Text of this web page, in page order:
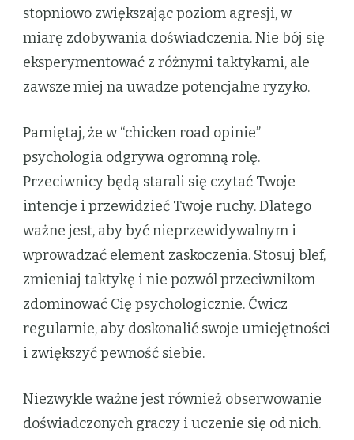
stopniowo zwiększając poziom agresji, w
miarę zdobywania doświadczenia. Nie bój się
eksperymentować z różnymi taktykami, ale
zawsze miej na uwadze potencjalne ryzyko.
Pamiętaj, że w “chicken road opinie”
psychologia odgrywa ogromną rolę.
Przeciwnicy będą starali się czytać Twoje
intencje i przewidzieć Twoje ruchy. Dlatego
ważne jest, aby być nieprzewidywalnym i
wprowadzać element zaskoczenia. Stosuj blef,
zmieniaj taktykę i nie pozwól przeciwnikom
zdominować Cię psychologicznie. Ćwicz
regularnie, aby doskonalić swoje umiejętności
i zwiększyć pewność siebie.
Niezwykle ważne jest również obserwowanie
doświadczonych graczy i uczenie się od nich.